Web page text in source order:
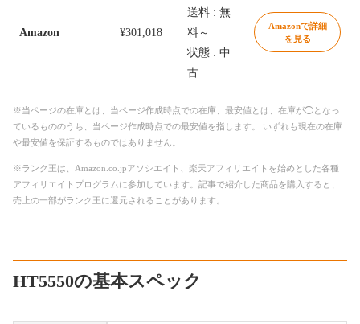
Amazon ¥301,018
送料 : 無
料～
状態 : 中
古
Amazonで詳細
を見る
※当ページの在庫とは、当ページ作成時点での在庫、最安値とは、在庫が◯となっ
ているもののうち、当ページ作成時点での最安値を指します。 いずれも現在の在庫
や最安値を保証するものではありません。
※ランク王は、Amazon.co.jpアソシエイト、楽天アフィリエイトを始めとした各種
アフィリエイトプログラムに参加しています。記事で紹介した商品を購入すると、
売上の一部がランク王に還元されることがあります。
HT5550の基本スペック